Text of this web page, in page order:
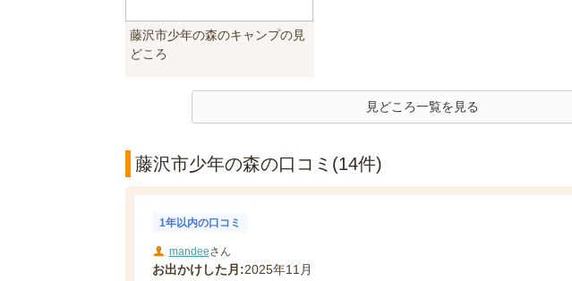
藤沢市少年の森のキャンプの見
どころ
見どころ一覧を見る
藤沢市少年の森の口コミ(14件)
1年以内の口コミ
mandeeさん
お出かけした月:2025年11月